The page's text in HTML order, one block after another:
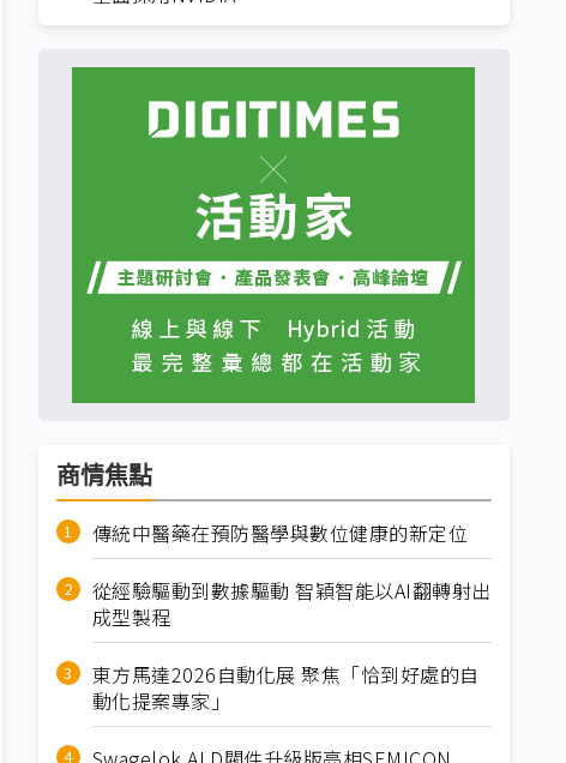
商情焦點
傳統中醫藥在預防醫學與數位健康的新定位
從經驗驅動到數據驅動 智穎智能以AI翻轉射出
成型製程
東方馬達2026自動化展 聚焦「恰到好處的自
動化提案專家」